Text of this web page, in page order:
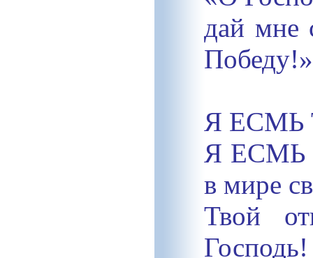
дай мне
Я ЕСМЬ
Я ЕСМЬ
в мире
Твой
Господь!